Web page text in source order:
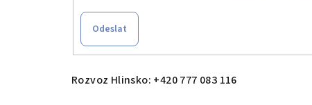
Odeslat
Rozvoz Hlinsko: +420 777 083 116